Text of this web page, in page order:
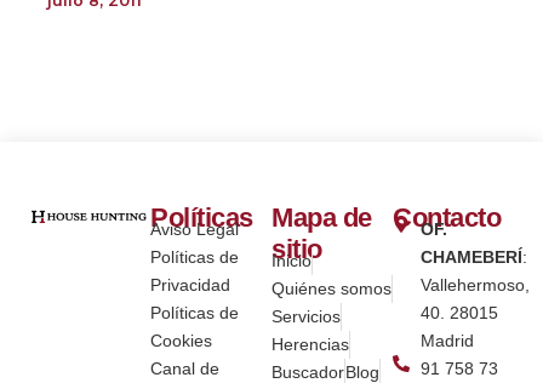
Políticas
Aviso Legal
Políticas de
Privacidad
Políticas de
Cookies
Canal de
Mapa de
sitio
Inicio
Quiénes somos
Servicios
Herencias
BuscadorBlog
Contacto
OF.
CHAMEBERÍ:
Vallehermoso,
40. 28015
Madrid
91 758 73